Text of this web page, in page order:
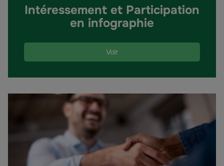
Intéressement et Participation
en infographie
Voir